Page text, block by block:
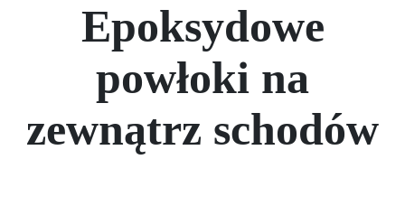
Epoksydowe
powłoki na
zewnątrz schodów